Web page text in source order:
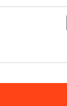
11:00
ОТ1890₽